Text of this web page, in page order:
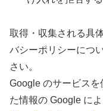
取得・収集される具
バシーポリシーにつ
さい。
Google のサービス
た情報の Google に